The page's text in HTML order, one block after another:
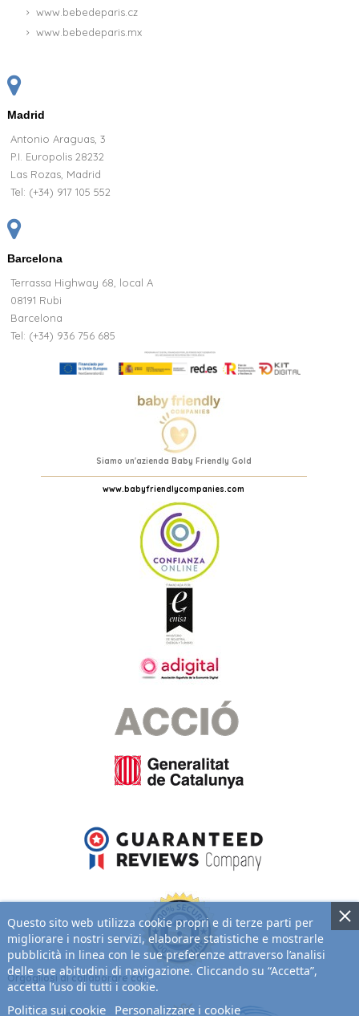
www.bebedeparis.cz
www.bebedeparis.mx
Madrid
Antonio Araguas, 3
P.I. Europolis 28232
Las Rozas, Madrid
Tel: (+34) 917 105 552
Barcelona
Terrassa Highway 68, local A
08191 Rubi
Barcelona
Tel: (+34) 936 756 685
Siamo un'azienda Baby Friendly Gold
www.babyfriendlycompanies.com
Orgogliosi di collaborare con:
Questo sito web utilizza cookie propri e di terze parti per
migliorare i nostri servizi, elaborare statistiche e mostrarle
pubblicità in linea con le sue preferenze attraverso l’analisi
delle sue abitudini di navigazione. Cliccando su “Accetta”,
accetta l’uso di tutti i cookie.
Politica sui cookie Personalizzare i cookie